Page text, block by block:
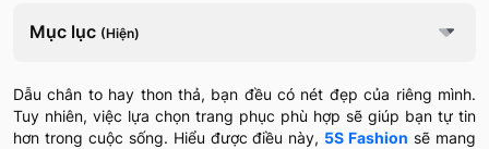
Mục lục (Hiện)
Dẫu chân to hay thon thả, bạn đều có nét đẹp của riêng mình.
Tuy nhiên, việc lựa chọn trang phục phù hợp sẽ giúp bạn tự tin
hơn trong cuộc sống. Hiểu được điều này, 5S Fashion sẽ mang